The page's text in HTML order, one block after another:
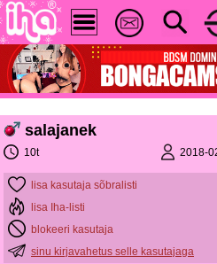
salajanek
10t 2018-
lisa kasutaja sõbralisti
lisa Iha-listi
blokeeri kasutaja
sinu kirjavahetus selle kasutajaga